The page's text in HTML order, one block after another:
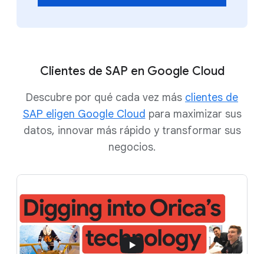
Clientes de SAP en Google Cloud
Descubre por qué cada vez más clientes de
SAP eligen Google Cloud para maximizar sus
datos, innovar más rápido y transformar sus
negocios.